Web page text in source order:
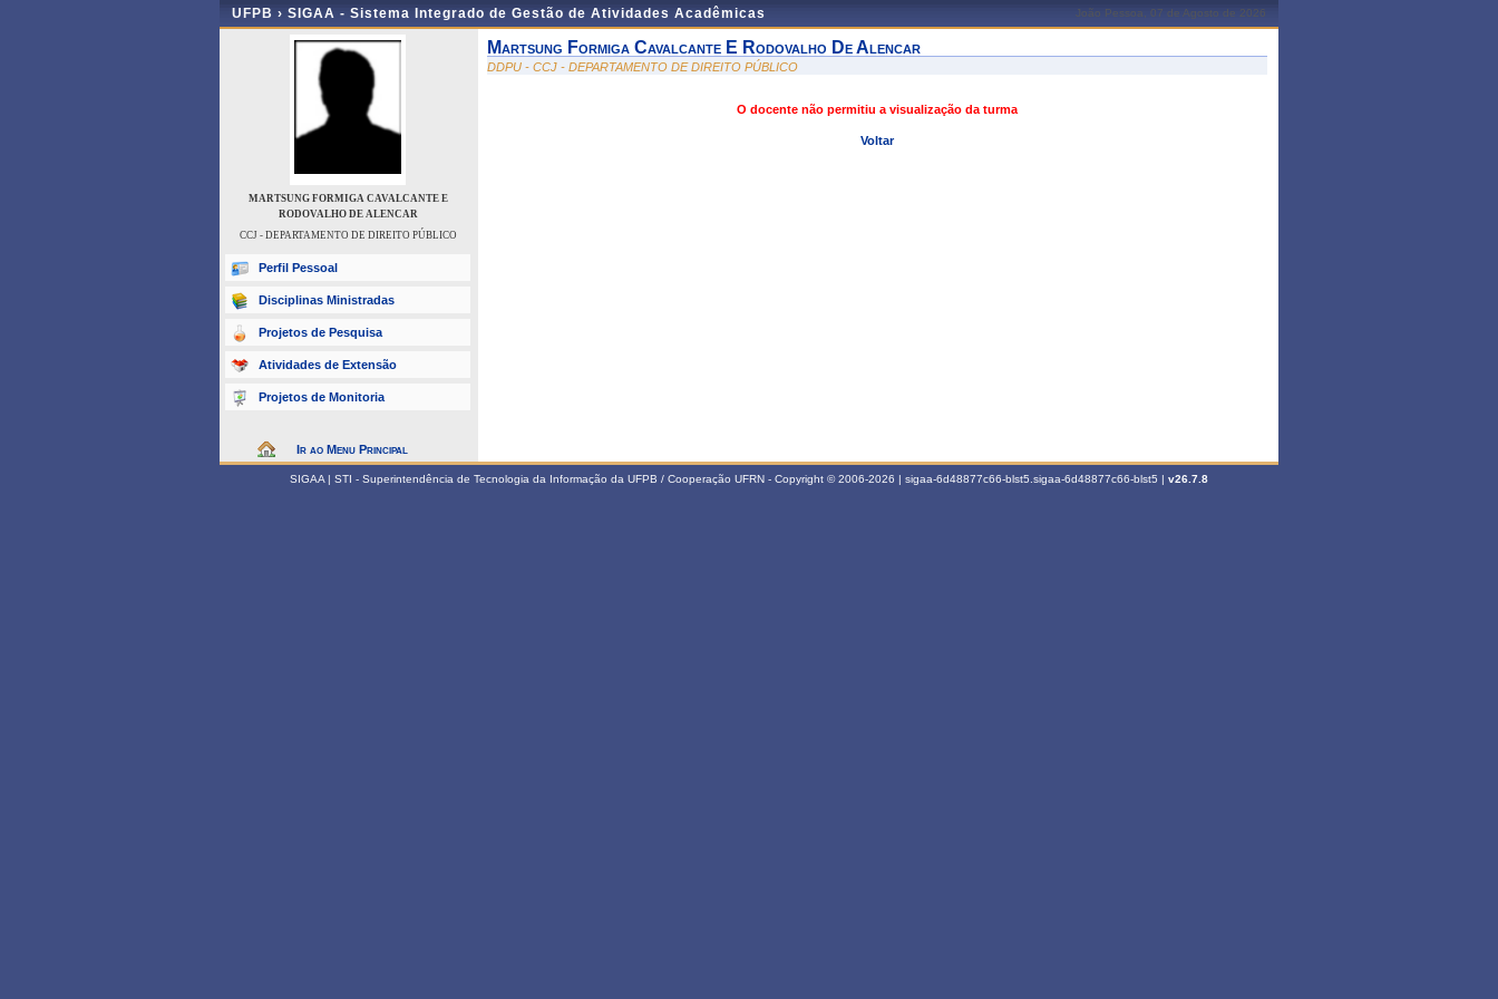
UFPB › SIGAA - Sistema Integrado de Gestão de Atividades Acadêmicas João Pessoa, 07 de Agosto de 2026
MARTSUNG FORMIGA CAVALCANTE E
RODOVALHO DE ALENCAR
CCJ - DEPARTAMENTO DE DIREITO PÚBLICO
Perfil Pessoal
Disciplinas Ministradas
Projetos de Pesquisa
Atividades de Extensão
Projetos de Monitoria
Ir ao Menu Principal
Martsung Formiga Cavalcante E Rodovalho De Alencar
DDPU - CCJ - DEPARTAMENTO DE DIREITO PÚBLICO
O docente não permitiu a visualização da turma
Voltar
SIGAA | STI - Superintendência de Tecnologia da Informação da UFPB / Cooperação UFRN - Copyright © 2006-2026 | sigaa-6d48877c66-blst5.sigaa-6d48877c66-blst5 | v26.7.8